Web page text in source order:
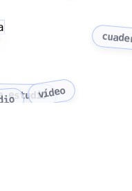
estudiovídeo